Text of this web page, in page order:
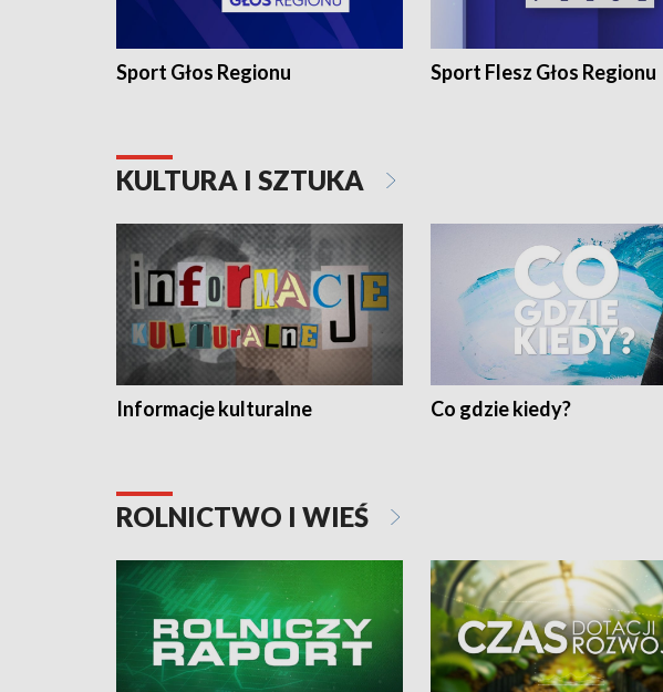
Sport Głos Regionu Sport Flesz Głos Regionu
KULTURA I SZTUKA
Informacje kulturalne Co gdzie kiedy?
ROLNICTWO I WIEŚ